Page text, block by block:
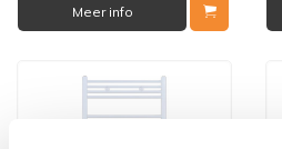
Meer info